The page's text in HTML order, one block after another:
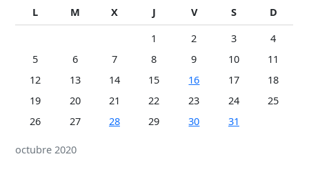
COMARCAL
octubre 2020
L M X J V S
D
1
2 3
4
5
6 7 8 9 10
11
12
13 14 15 16 17
18
19
20 21 22 23 24
25
26
27 28 29 30 31